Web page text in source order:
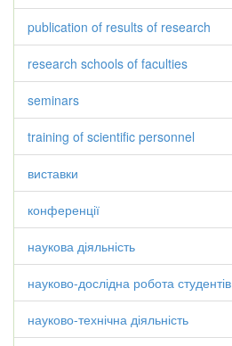
publication of results of research
research schools of faculties
seminars
training of scientific personnel
виставки
конференції
наукова діяльність
науково-дослідна робота студентів
науково-технічна діяльність